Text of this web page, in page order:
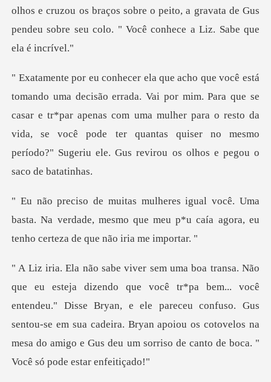
olhos e cruz
im. Para que se
casar e tr*par apenas com uma mulher para o resto da
vida, se você pode ter qu
ma
basta. Na verdade, mesmo que meu p*u caía agora
.. você
entendeu." Disse Bryan, e ele pareceu confuso. Gus
sentou-se em sua cadeira. Bryan apoiou os